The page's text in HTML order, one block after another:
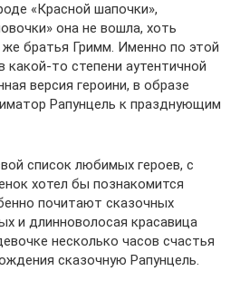
«Красной шапочки»,
она не вошла, хоть
же братья Гримм. Именно по этой
какой-то степени аутентичной
версия героини, в образе
Рапунцель к празднующим
список любимых героев, с
хотел бы познакомится
почитают сказочных
и длинноволосая красавица
несколько часов счастья
сказочную Рапунцель.